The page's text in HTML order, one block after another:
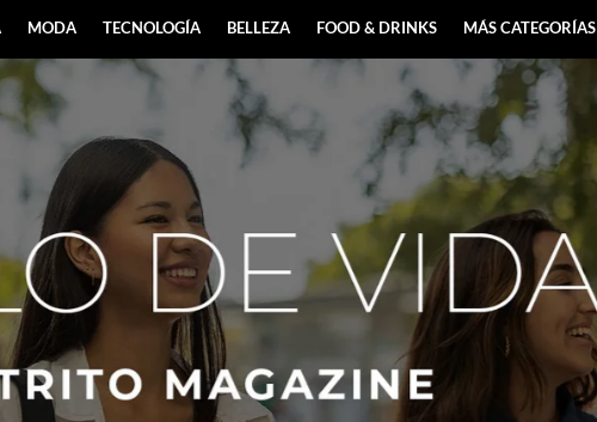
MODA TECNOLOGÍA BELLEZA FOOD & DRINKS MÁS CATEGORÍAS